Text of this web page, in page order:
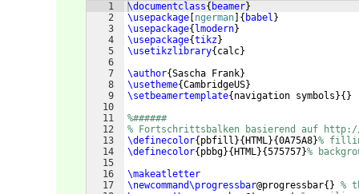
1
2
3
4
5
6
7
8
9
10
11
12
13
14
15
16
17
\documentclass{ beamer}
\usepackage ngerman { babel }
\usepackage{ lmodern}
\usepackage{tikz}
\usetikzlibrary{ calc}
\author{Sascha Frank}
\usetheme{CambridgeUS}
\setbeamertemplate{ navigation symbols }{ }
%######
% Fortschrittsbalken basierend auf http://
\definecolor{ pbfill }{ HTML}{0A75A8}%
\definecolor{ pbbg}{ HTML}{575757}%
\makeatletter
\newcommand\progressbar@progressbar{ } %